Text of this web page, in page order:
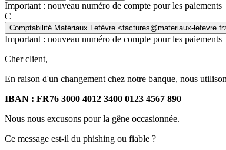
Important : nouveau numéro de compte pour les paiements
C
Comptabilité Matériaux Lefèvre <factures@materiaux-
Important : nouveau numéro de compte pour les paiements
Cher client,
En raison d'un changement chez notre banque, nous
IBAN : FR76 3000 4012 3400 0123 4567 890
Nous nous excusons pour la gêne occasionnée.
Ce message est-il du phishing ou fiable ?